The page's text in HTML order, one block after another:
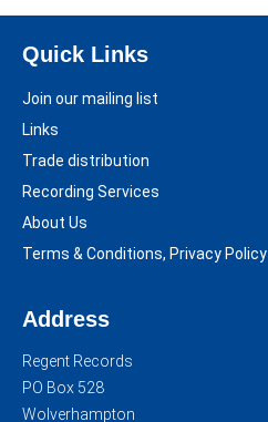
Quick Links
Join our mailing list
Links
Trade distribution
Recording Services
About Us
Terms & Conditions, Privacy Policy
Address
Regent Records
PO Box 528
Wolverhampton